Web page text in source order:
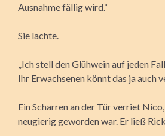
Ausnahme fällig wird.“
Sie lachte.
„Ich stell den Glühwein auf jeden
Ihr Erwachsenen könnt das ja auch
Ein Scharren an der Tür verriet
neugierig geworden war. Er ließ